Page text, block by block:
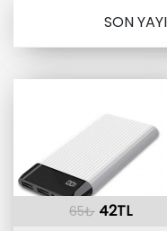
SON
65₺ 42TL